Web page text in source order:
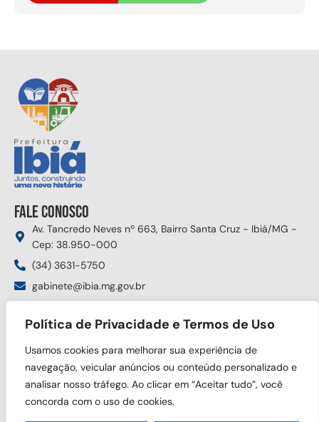
Política de Privacidade e Termos de Uso
Usamos cookies para melhorar sua experiência de
navegação, veicular anúncios ou conteúdo personalizado e
analisar nosso tráfego. Ao clicar em “Aceitar tudo”, você
concorda com o uso de cookies.
Fale conosco
Av. Tancredo Neves nº 663, Bairro Santa Cruz - Ibiá/MG -
Cep: 38.950-000
(34) 3631-5750
gabinete@ibia.mg.gov.br
Siga nas redes sociais